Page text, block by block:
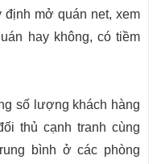
mở quán net, xem
hay không, có tiềm
số lượng khách hàng
thủ cạnh tranh cùng
bình ở các phòng